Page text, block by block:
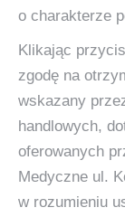
o charakterze
Klikając
zgodę na
wskazany
handlowych,
oferowanych
Medyczne ul.
w rozumieniu